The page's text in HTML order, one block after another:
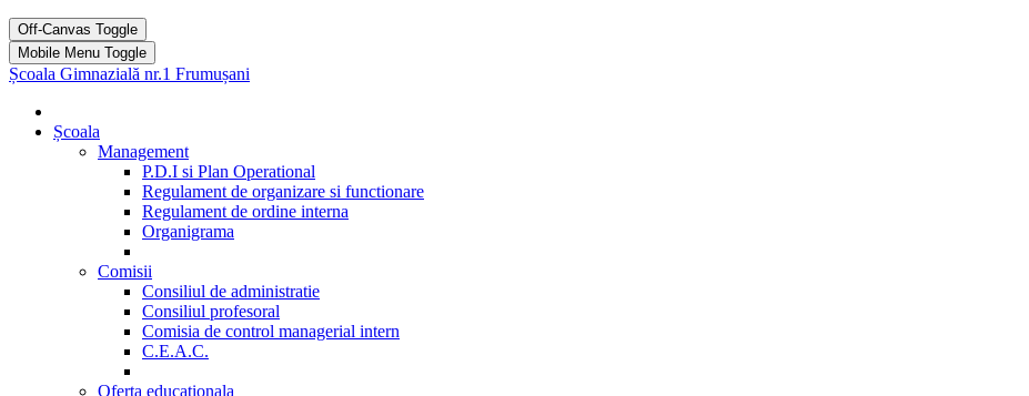
Off-Canvas Toggle
Mobile Menu Toggle
Școala Gimnazială nr.1 Frumușani
Școala
Management
P.D.I si Plan Operational
Regulament de organizare si functionare
Regulament de ordine interna
Organigrama
Comisii
Consiliul de administratie
Consiliul profesoral
Comisia de control managerial intern
C.E.A.C.
Oferta educationala